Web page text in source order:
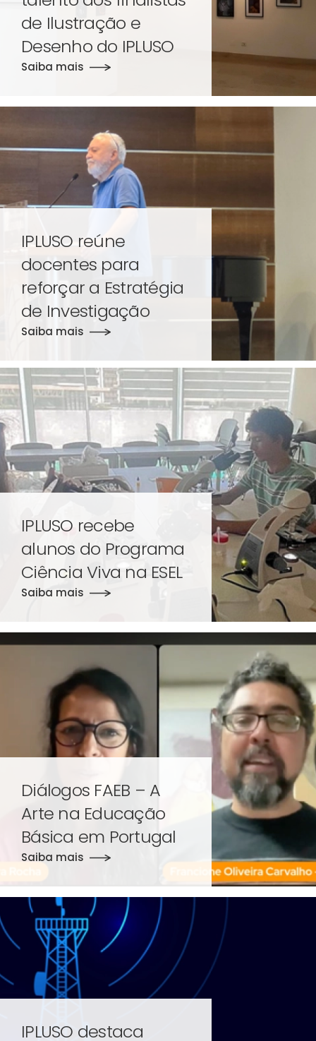
de Ilustração e
Desenho do IPLUSO
Saiba mais
IPLUSO reúne
docentes para
reforçar a Estratégia
de Investigação
Saiba mais
IPLUSO recebe
alunos do Programa
Ciência Viva na ESEL
Saiba mais
Diálogos FAEB – A
Arte na Educação
Básica em Portugal
Saiba mais
IPLUSO destaca